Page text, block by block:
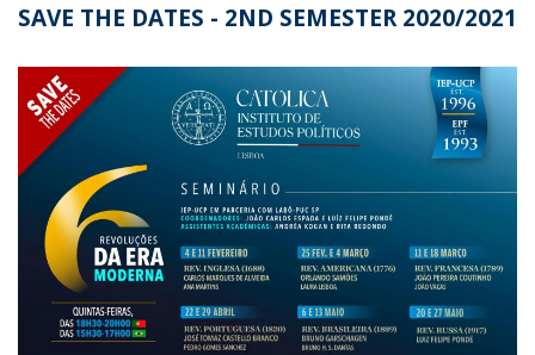
SAVE THE DATES - 2ND SEMESTER 2020/2021